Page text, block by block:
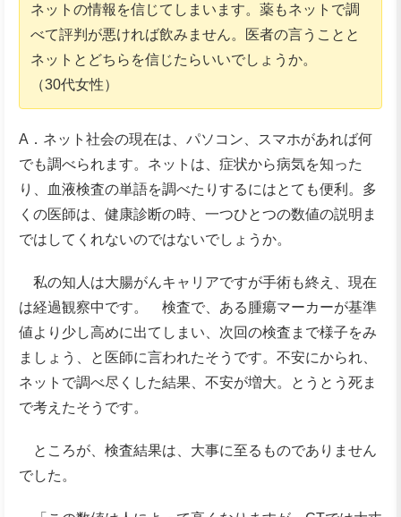
ネットの情報を信じてしまいます。薬もネットで調
べて評判が悪ければ飲みません。医者の言うことと
ネットとどちらを信じたらいいでしょうか。
（30代女性）
A．ネット社会の現在は、パソコン、スマホがあれば何
でも調べられます。ネットは、症状から病気を知った
り、血液検査の単語を調べたりするにはとても便利。多
くの医師は、健康診断の時、一つひとつの数値の説明ま
ではしてくれないのではないでしょうか。
私の知人は大腸がんキャリアですが手術も終え、現在
は経過観察中です。 検査で、ある腫瘍マーカーが基準
値より少し高めに出てしまい、次回の検査まで様子をみ
ましょう、と医師に言われたそうです。不安にかられ、
ネットで調べ尽くした結果、不安が増大。とうとう死ま
で考えたそうです。
ところが、検査結果は、大事に至るものでありません
でした。